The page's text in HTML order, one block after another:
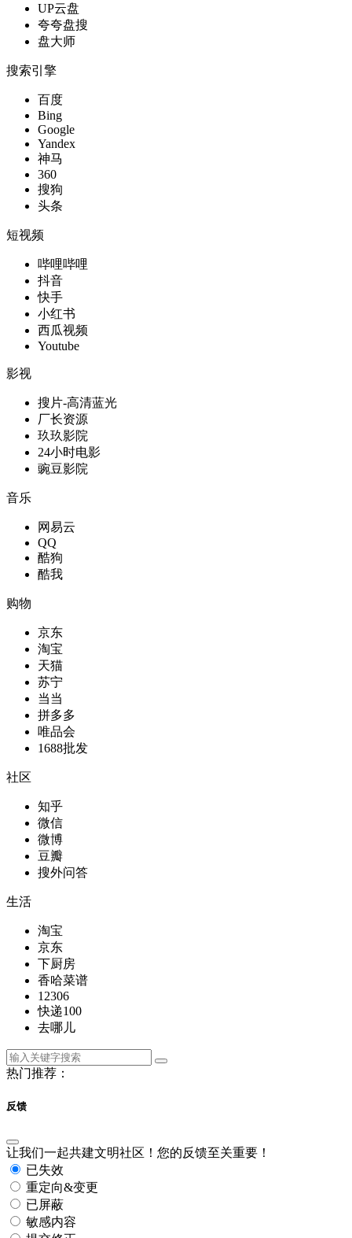
UP云盘
夸夸盘搜
盘大师
搜索引擎
百度
Bing
Google
Yandex
神马
360
搜狗
头条
短视频
哔哩哔哩
抖音
快手
小红书
西瓜视频
Youtube
影视
搜片-高清蓝光
厂长资源
玖玖影院
24小时电影
豌豆影院
音乐
网易云
QQ
酷狗
酷我
购物
京东
淘宝
天猫
苏宁
当当
拼多多
唯品会
1688批发
社区
知乎
微信
微博
豆瓣
搜外问答
生活
淘宝
京东
下厨房
香哈菜谱
12306
快递100
去哪儿
热门推荐：
反馈
让我们一起共建文明社区！您的反馈至关重要！
已失效
重定向&变更
已屏蔽
敏感内容